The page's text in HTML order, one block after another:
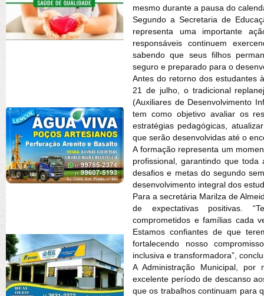
mesmo durante a pausa do
Segundo a Secretaria de
representa uma importante
responsáveis continuem
sabendo que seus filhos
seguro e preparado para o
Antes do retorno dos estudantes
21 de julho, o tradicional
(Auxiliares de Desenvolvimento
tem como objetivo avaliar os
estratégias pedagógicas,
que serão desenvolvidas até o
A formação representa um
profissional, garantindo que
desafios e metas do segundo
desenvolvimento integral dos
Para a secretária Marilza de
de expectativas positivas.
comprometidos e famílias cada
Estamos confiantes de que
fortalecendo nosso
inclusiva e transformadora”,
A Administração Municipal,
excelente período de descanso
que os trabalhos continuam para